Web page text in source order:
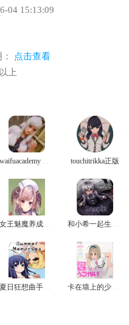
04 15:13:09
点击查看
上
touchitrikka正版